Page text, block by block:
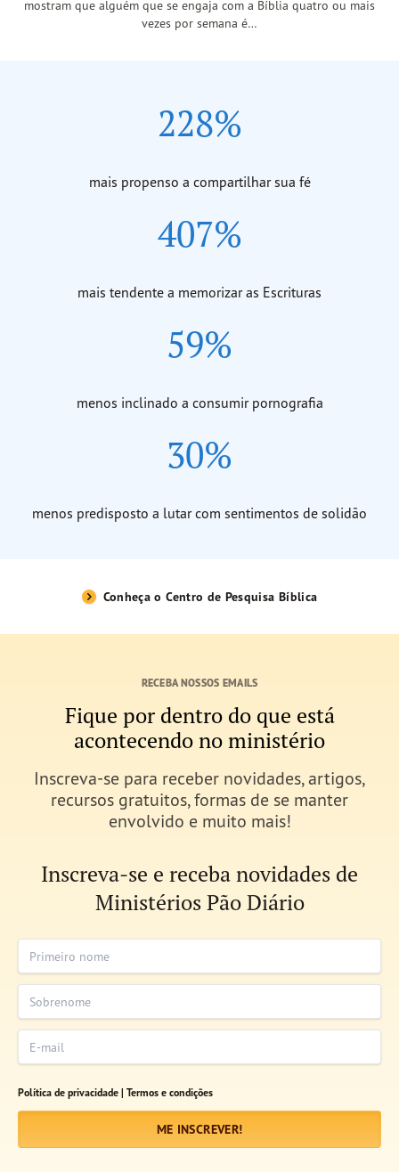
mostram que alguém que se engaja com a Bíblia quatro ou mais
vezes por semana é…
228%
mais propenso a compartilhar sua fé
407%
mais tendente a memorizar as Escrituras
59%
menos inclinado a consumir pornografia
30%
menos predisposto a lutar com sentimentos de solidão
Conheça o Centro de Pesquisa Bíblica
RECEBA NOSSOS EMAILS
Fique por dentro do que está
acontecendo no ministério
Inscreva-se para receber novidades, artigos,
recursos gratuitos, formas de se manter
envolvido e muito mais!
Inscreva-se e receba novidades de
Ministérios Pão Diário
Primeiro nome
Sobrenome
E-mail
Política de privacidade | Termos e condições
ME INSCREVER!